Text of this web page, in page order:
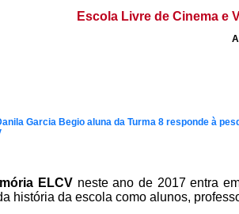
Escola Livre de Cinema e
Garcia Begio aluna da Turma 8 responde à
ELCV neste ano de 2017 entra
história da escola como alunos,